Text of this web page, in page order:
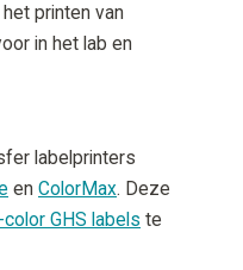
printen van
in het lab en
labelprinters
en ColorMax. Deze
GHS labels te